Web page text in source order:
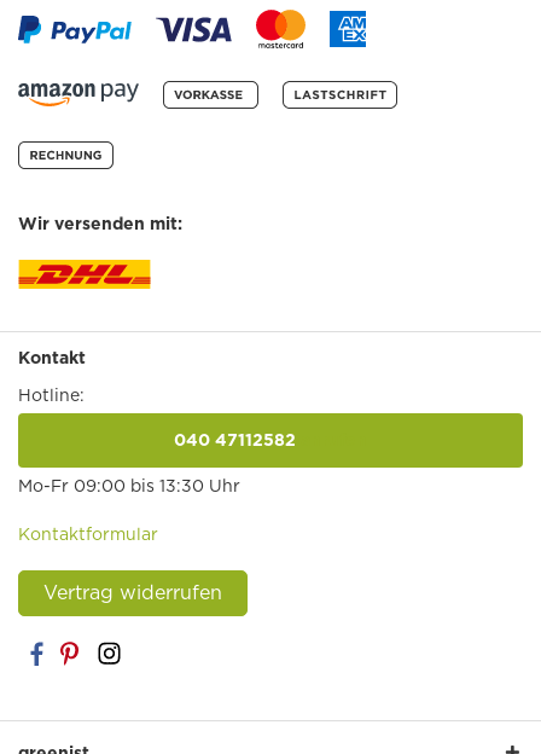
Wir versenden mit:
Kontakt
Hotline:
040 47112582
Mo-Fr 09:00 bis 13:30 Uhr
Kontaktformular
Vertrag widerrufen